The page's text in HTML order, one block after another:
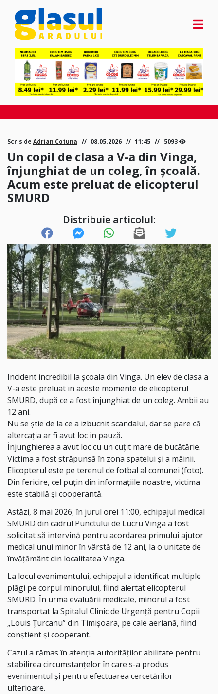
Scris de Adrian Cotuna 08.05.2026 11:45 5093
Un copil de clasa a V-a din Vinga,
înjunghiat de un coleg, în școală.
Acum este preluat de elicopterul
SMURD
Distribuie articolul:
Incident incredibil la școala din Vinga. Un elev de clasa a
V-a este preluat în aceste momente de elicopterul
SMURD, după ce a fost înjunghiat de un coleg. Ambii au
12 ani.
Nu se știe de la ce a izbucnit scandalul, dar se pare că
altercația ar fi avut loc in pauză.
Înjunghierea a avut loc cu un cuțit mare de bucătărie.
Victima a fost străpunsă în zona spatelui și a mâinii.
Elicopterul este pe terenul de fotbal al comunei (foto).
Din fericire, cel puțin din informațiile noastre, victima
este stabilă și cooperantă.
Astăzi, 8 mai 2026, în jurul orei 11:00, echipajul medical
SMURD din cadrul Punctului de Lucru Vinga a fost
solicitat să intervină pentru acordarea primului ajutor
medical unui minor în vârstă de 12 ani, la o unitate de
învățământ din localitatea Vinga.
La locul evenimentului, echipajul a identificat multiple
plăgi pe corpul minorului, fiind alertat elicopterul
SMURD. În urma evaluării medicale, minorul a fost
transportat la Spitalul Clinic de Urgență pentru Copii
„Louis Țurcanu” din Timișoara, pe cale aeriană, fiind
conștient și cooperant.
Cazul a rămas în atenția autorităților abilitate pentru
stabilirea circumstanțelor în care s-a produs
evenimentul și pentru efectuarea cercetărilor
ulterioare.